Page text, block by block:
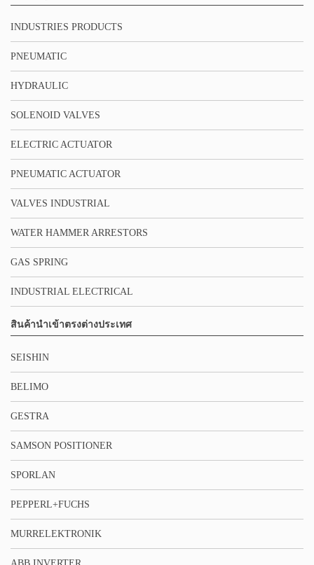
INDUSTRIES PRODUCTS
PNEUMATIC
HYDRAULIC
SOLENOID VALVES
ELECTRIC ACTUATOR
PNEUMATIC ACTUATOR
VALVES INDUSTRIAL
WATER HAMMER ARRESTORS
GAS SPRING
INDUSTRIAL ELECTRICAL
สินค้านำเข้าตรงต่างประเทศ
SEISHIN
BELIMO
GESTRA
SAMSON POSITIONER
SPORLAN
PEPPERL+FUCHS
MURRELEKTRONIK
ABB INVERTER